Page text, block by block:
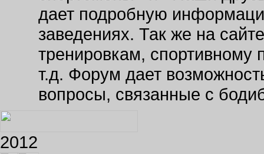
дает подробную
заведениях. Так же на
тренировкам, спортивному
т.д. Форум дает
вопросы, связанные с
2012